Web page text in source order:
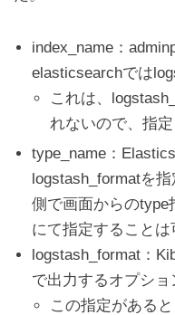
index_name：
elasticsearchでは
これは、
れないので、指定
type_name：
logstash_formatを
側で画面からのtype
にて指定することは
logstash_format：
で出力するオプショ
この指定がある